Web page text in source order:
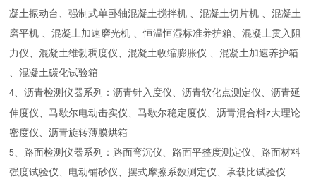
凝土振动台、强制式单卧轴混凝土搅拌机 、混凝土切片机 、混凝土
磨平机 、混凝土加速磨光机 、恒温恒湿标准养护箱、混凝土贯入阻
力仪、混凝土维勃稠度仪、混凝土收缩膨胀仪 、混凝土加速养护箱
、混凝土碳化试验箱
4、沥青检测仪器系列：沥青针入度仪、沥青软化点测定仪、沥青延
伸度仪、马歇尔电动击实仪、马歇尔稳定度仪、沥青混合料z大理论
密度仪、沥青旋转薄膜烘箱
5、路面检测仪器系列：路面弯沉仪、路面平整度测定仪、路面材料
强度试验仪、电动铺砂仪、摆式摩擦系数测定仪、承载比试验仪